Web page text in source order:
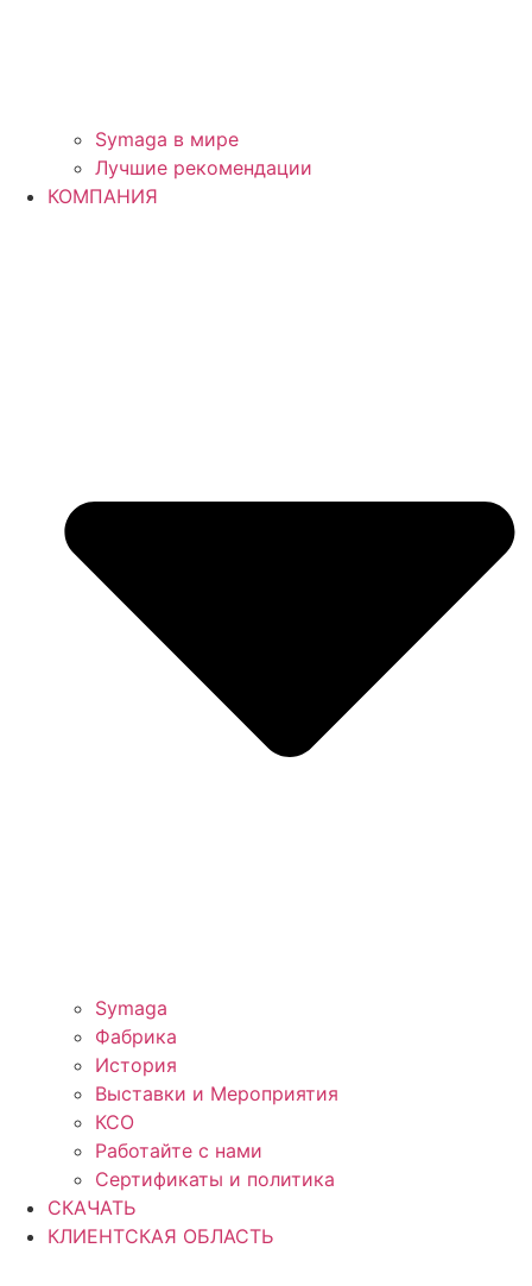
Symaga в мире
Лучшие рекомендации
КОМПАНИЯ
Symaga
Фабрика
История
Выставки и Мероприятия
КСО
Работайте с нами
Сертификаты и политика
СКАЧАТЬ
КЛИЕНТСКАЯ ОБЛАСТЬ